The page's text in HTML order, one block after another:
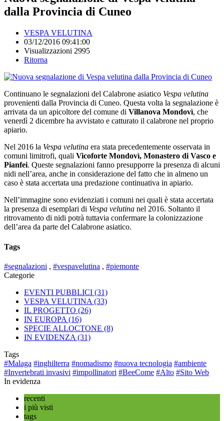
dalla Provincia di Cuneo
VESPA VELUTINA
03/12/2016 09:41:00
Visualizzazioni 2995
Ritorna
Continuano le segnalazioni del Calabrone asiatico Vespa velutina
provenienti dalla Provincia di Cuneo. Questa volta la segnalazione è
arrivata da un apicoltore del comune di Villanova Mondovì, che
venerdì 2 dicembre ha avvistato e catturato il calabrone nel proprio
apiario.
Nel 2016 la Vespa velutina era stata precedentemente osservata in
comuni limitrofi, quali Vicoforte Mondovì, Monastero di Vasco e
Pianfei. Queste segnalazioni fanno presupporre la presenza di alcuni
nidi nell’area, anche in considerazione del fatto che in almeno un
caso è stata accertata una predazione continuativa in apiario.
Nell’immagine sono evidenziati i comuni nei quali è stata accertata
la presenza di esemplari di Vespa velutina nel 2016. Soltanto il
ritrovamento di nidi potrà tuttavia confermare la colonizzazione
dell’area da parte del Calabrone asiatico.
Tags
#segnalazioni , #vespavelutina , #piemonte
Categorie
EVENTI PUBBLICI (31)
VESPA VELUTINA (33)
IL PROGETTO (26)
IN EUROPA (16)
SPECIE ALLOCTONE (8)
IN EVIDENZA (31)
Tags
#Malaga #inghilterra #nomadismo #nuova tecnologia #ambiente
#Invertebrati invasivi #impollinatori #BeeCome #Alto #Sito Web
In evidenza
recenti
i più visti
tags